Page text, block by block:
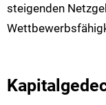
steigenden